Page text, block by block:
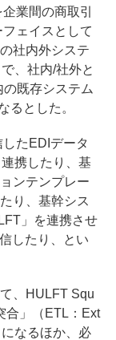
業間の商取引
ェイスとして
社内外システ
、社内/社外と
既存システム
るとした。
たEDIデータ
携したり、基
ンテンプレー
り、基幹シス
」を連携させ
したり、とい
、HULFT Squ
合」（ETL：Ext
なるほか、必